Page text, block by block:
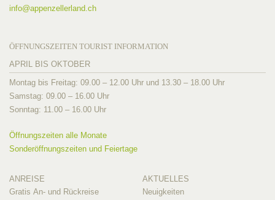
info@appenzellerland.ch
ÖFFNUNGSZEITEN TOURIST INFORMATION
APRIL BIS OKTOBER
Montag bis Freitag: 09.00 – 12.00 Uhr und 13.30 – 18.00 Uhr
Samstag: 09.00 – 16.00 Uhr
Sonntag: 11.00 – 16.00 Uhr
Öffnungszeiten alle Monate
Sonderöffnungszeiten und Feiertage
ANREISE
Gratis An- und Rückreise
AKTUELLES
Neuigkeiten